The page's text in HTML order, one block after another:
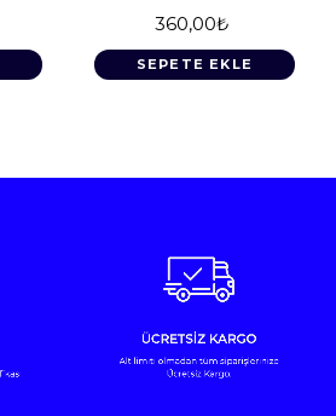
360,00₺
SEPETE EKLE